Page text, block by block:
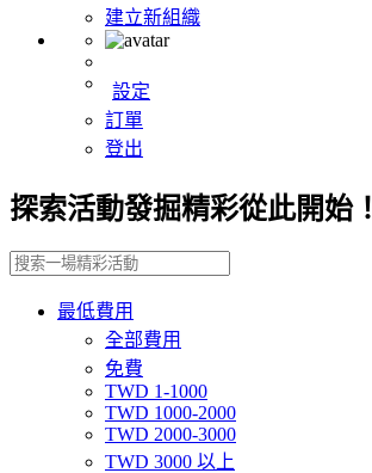
建立新組織
設定
訂單
登出
探索活動發掘精彩從此開始！
最低費用
全部費用
免費
TWD 1-1000
TWD 1000-2000
TWD 2000-3000
TWD 3000 以上